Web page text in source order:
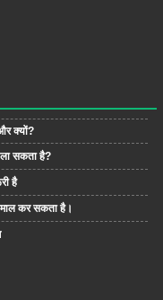
क्यों?
सकता है?
है
कर सकता है।